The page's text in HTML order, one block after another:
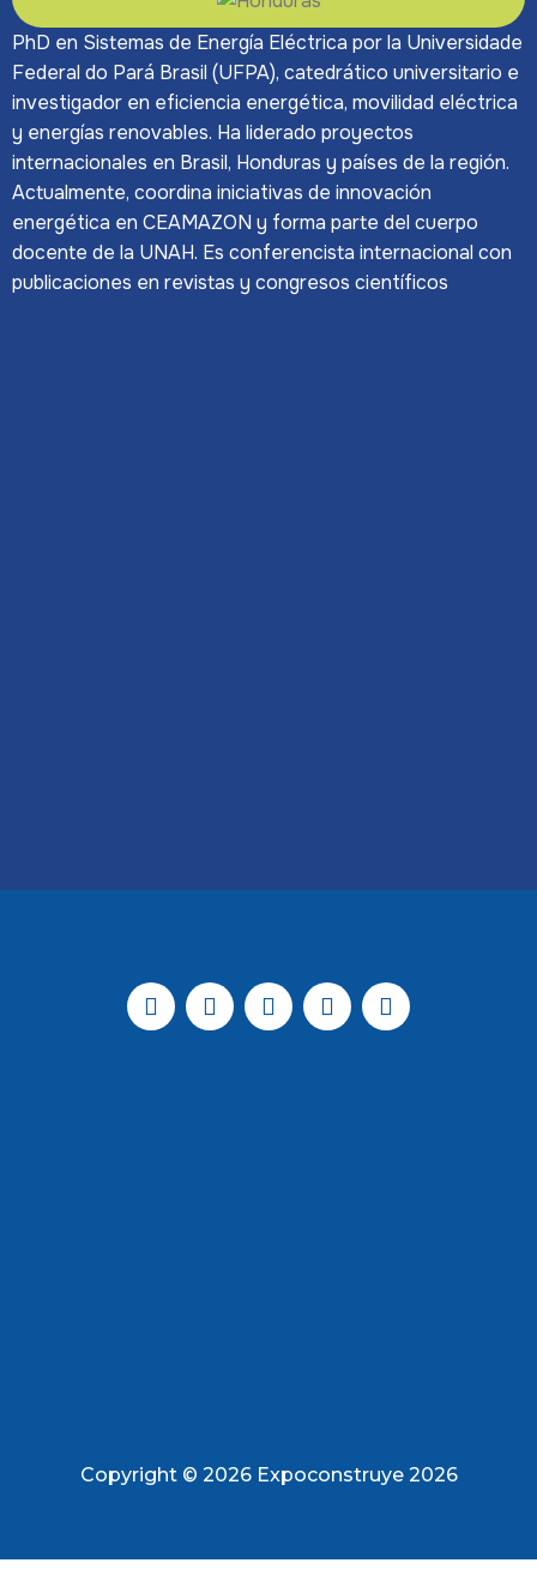
PhD en Sistemas de Energía Eléctrica por la Universidade
Federal do Pará Brasil (UFPA), catedrático universitario e
investigador en eficiencia energética, movilidad eléctrica
y energías renovables. Ha liderado proyectos
internacionales en Brasil, Honduras y países de la región.
Actualmente, coordina iniciativas de innovación
energética en CEAMAZON y forma parte del cuerpo
docente de la UNAH. Es conferencista internacional con
publicaciones en revistas y congresos científicos
Copyright © 2026 Expoconstruye 2026